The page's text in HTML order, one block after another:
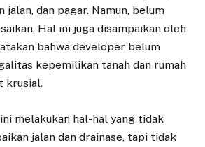
jalan, dan pagar. Namun, belum
Hal ini juga disampaikan oleh
bahwa developer belum
kepemilikan tanah dan rumah
krusial.
melakukan hal-hal yang tidak
jalan dan drainase, tapi tidak